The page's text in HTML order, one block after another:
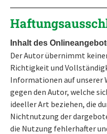
Inhalt des
Der Autor übernimmt
Richtigkeit und
Informationen auf unserer
gegen den Autor, welche
ideeller Art beziehen, die
Nichtnutzung der
die Nutzung fehlerhafter